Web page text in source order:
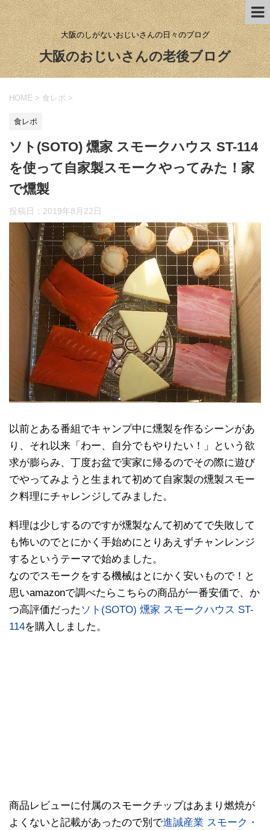
大阪のしがないおじいさんの日々のブログ
大阪のおじいさんの老後ブログ
HOME > 食レポ >
食レポ
ソト(SOTO) 燻家 スモークハウス ST-114
を使って自家製スモークやってみた！家
で燻製
投稿日： 2019年8月22日
以前とある番組でキャンプ中に燻製を作るシーンがあ
り、それ以来「わー、自分でもやりたい！」という欲
求が膨らみ、丁度お盆で実家に帰るのでその際に遊び
でやってみようと生まれて初めて自家製の燻製スモー
ク料理にチャレンジしてみました。
料理は少しするのですが燻製なんて初めてで失敗して
も怖いのでとにかく手始めにとりあえずチャンレンジ
するというテーマで始めました。
なのでスモークをする機械はとにかく安いもので！と
思いamazonで調べたらこちらの商品が一番安価で、か
つ高評価だった ソト(SOTO) 燻家 スモークハウス ST-
114を購入しました。
商品レビューに付属のスモークチップはあまり燃焼が
よくないと記載があったので別で進誠産業 スモーク・